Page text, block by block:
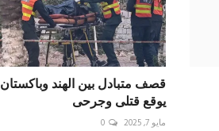
قصف متبادل بين الهند وباكستان
يوقع قتلى وجرحى
مايو 7, 2025 0